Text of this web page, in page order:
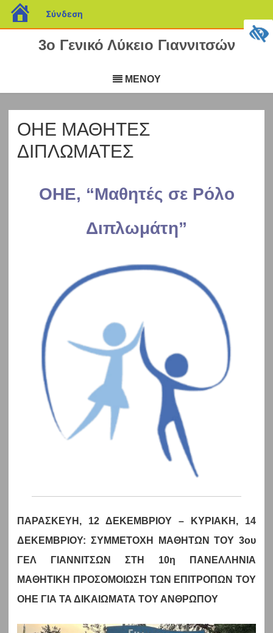
3ο Γενικό Λύκειο Γιαννιτσών
σε
περιεχόμενο
ΜΕΝΟΥ
ΟΗΕ ΜΑΘΗΤΕΣ
ΔΙΠΛΩΜΑΤΕΣ
ΟΗΕ, “Μαθητές σε Ρόλο
Διπλωμάτη”
ΠΑΡΑΣΚΕΥΗ, 12 ΔΕΚΕΜΒΡΙΟΥ – ΚΥΡΙΑΚΗ, 14
ΔΕΚΕΜΒΡΙΟΥ: ΣΥΜΜΕΤΟΧΗ ΜΑΘΗΤΩΝ ΤΟΥ 3ου
ΓΕΛ ΓΙΑΝΝΙΤΣΩΝ ΣΤΗ 10η ΠΑΝΕΛΛΗΝΙΑ
ΜΑΘΗΤΙΚΗ ΠΡΟΣΟΜΟΙΩΣΗ ΤΩΝ ΕΠΙΤΡΟΠΩΝ ΤΟΥ
ΟΗΕ ΓΙΑ ΤΑ ΔΙΚΑΙΩΜΑΤΑ ΤΟΥ ΑΝΘΡΩΠΟΥ
blogs.sch.gr
Σύνδεση